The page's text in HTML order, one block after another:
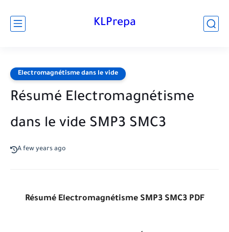
KLPrepa
Electromagnétisme dans le vide
Résumé Electromagnétisme
dans le vide SMP3 SMC3
A few years ago
Résumé Electromagnétisme SMP3 SMC3 PDF